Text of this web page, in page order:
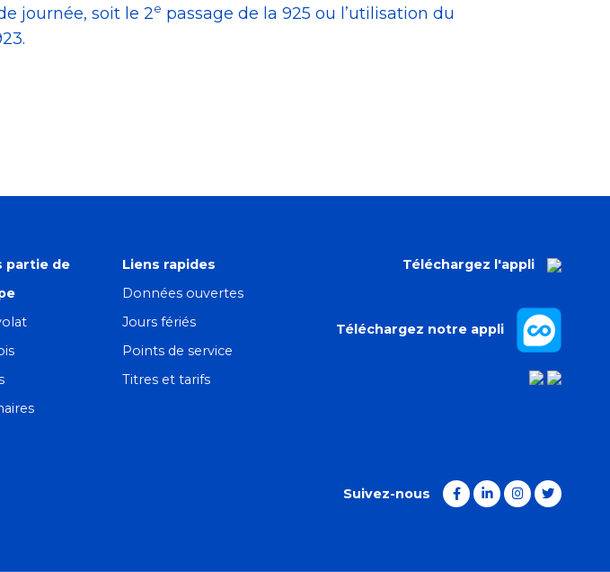
journée, soit le 2e passage de la 925 ou l’utilisation du
partie de
Liens rapides
Données ouvertes
Jours fériés
Points de service
Titres et tarifs
Téléchargez l'appli
Téléchargez notre appli
Suivez-nous